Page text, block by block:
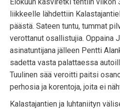
liikkeelle lähdettiin
päästä. Sateen tuntu, tummat
verottanut osallistujia. Oppaina
asinatuntijana jälleen Pentti
sadetta vasta palattaessa
Tuulinen sää veroitti paitsi
perhosia ja korentoja, joita ei
Kalastajantien ja luhtaniityn